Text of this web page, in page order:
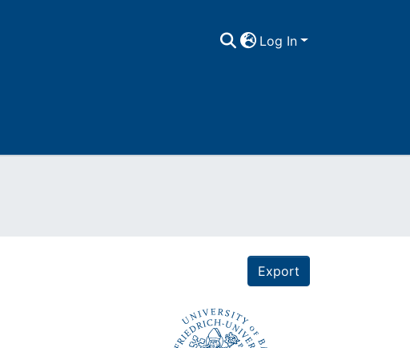
Log In
Export